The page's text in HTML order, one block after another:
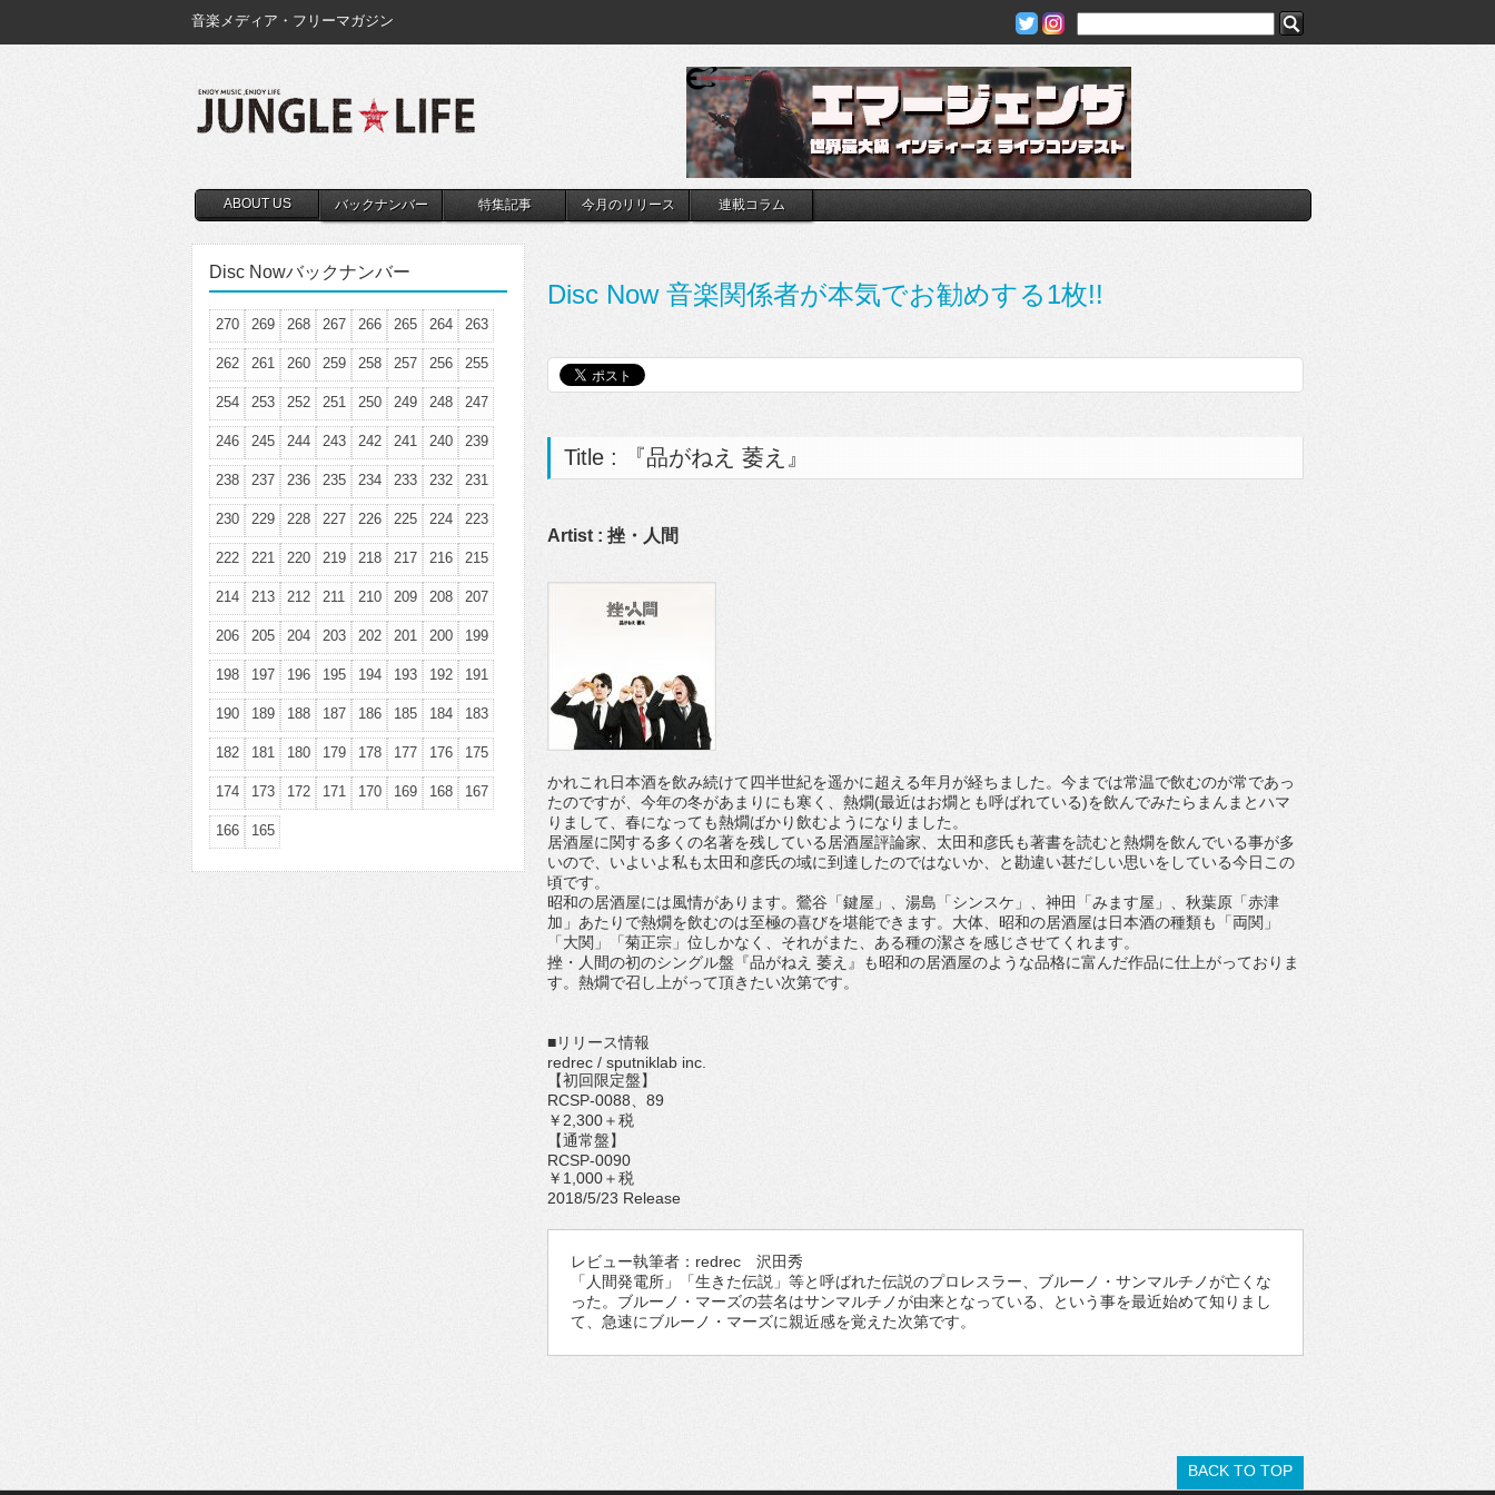
音楽メディア・フリーマガジン
ABOUT US バックナンバー 特集記事 今月のリリース 連載コラム
Disc Now 音楽関係者が本気でお勧めする1枚!!
Title : 『品がねえ 萎え』
Artist : 挫・人間
かれこれ日本酒を飲み続けて四半世紀を遥かに超える年月が経ちました。今までは常温で飲むのが常であっ
たのですが、今年の冬があまりにも寒く、熱燗(最近はお燗とも呼ばれている)を飲んでみたらまんまとハマ
りまして、春になっても熱燗ばかり飲むようになりました。
居酒屋に関する多くの名著を残している居酒屋評論家、太田和彦氏も著書を読むと熱燗を飲んでいる事が多
いので、いよいよ私も太田和彦氏の域に到達したのではないか、と勘違い甚だしい思いをしている今日この
頃です。
昭和の居酒屋には風情があります。鶯谷「鍵屋」、湯島「シンスケ」、神田「みます屋」、秋葉原「赤津
加」あたりで熱燗を飲むのは至極の喜びを堪能できます。大体、昭和の居酒屋は日本酒の種類も「両関」
「大関」「菊正宗」位しかなく、それがまた、ある種の潔さを感じさせてくれます。
挫・人間の初のシングル盤『品がねえ 萎え』も昭和の居酒屋のような品格に富んだ作品に仕上がっておりま
す。熱燗で召し上がって頂きたい次第です。
■リリース情報
redrec / sputniklab inc.
【初回限定盤】
RCSP-0088、89
￥2,300＋税
【通常盤】
RCSP-0090
￥1,000＋税
2018/5/23 Release
レビュー執筆者：redrec 沢田秀
「人間発電所」「生きた伝説」等と呼ばれた伝説のプロレスラー、ブルーノ・サンマルチノが亡くな
った。ブルーノ・マーズの芸名はサンマルチノが由来となっている、という事を最近始めて知りまし
て、急速にブルーノ・マーズに親近感を覚えた次第です。
Disc Nowバックナンバー
270 269 268 267 266 265 264 263
262 261 260 259 258 257 256 255
254 253 252 251 250 249 248 247
246 245 244 243 242 241 240 239
238 237 236 235 234 233 232 231
230 229 228 227 226 225 224 223
222 221 220 219 218 217 216 215
214 213 212 211 210 209 208 207
206 205 204 203 202 201 200 199
198 197 196 195 194 193 192 191
190 189 188 187 186 185 184 183
182 181 180 179 178 177 176 175
174 173 172 171 170 169 168 167
166 165
BACK TO TOP